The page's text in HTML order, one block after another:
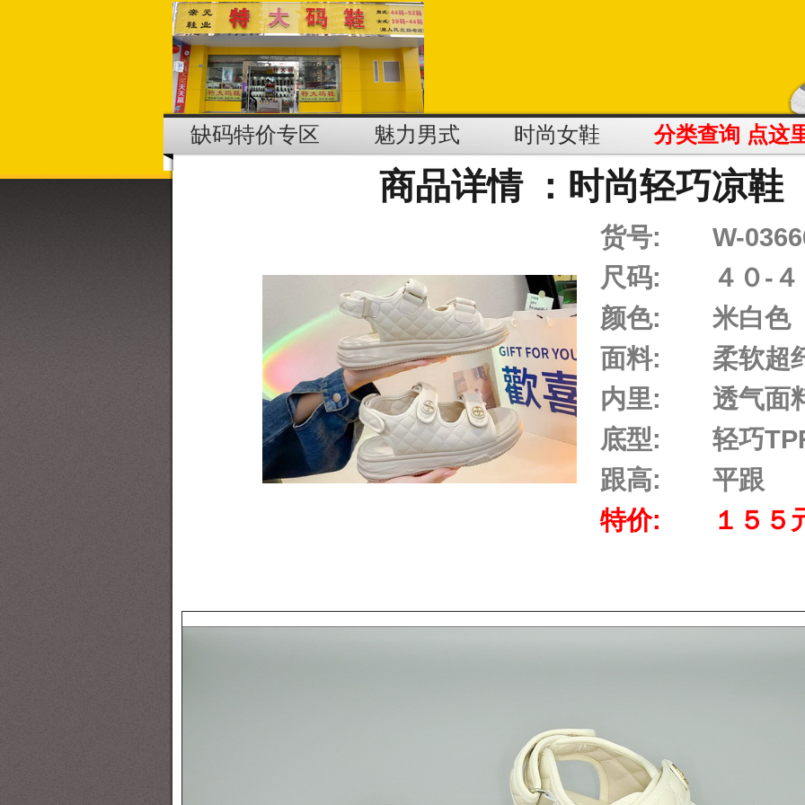
缺码特价专区 魅力男式 时尚女鞋 分类查询 点这
商品详情 ：时尚轻巧凉鞋
货号:
W-
尺码:
４０-
颜色:
米白色
面料:
柔软超
内里:
透气面
底型:
轻巧
跟高:
平跟
特价:
１５５